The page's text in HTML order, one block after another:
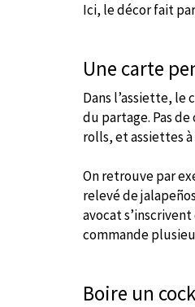
Ici, le décor fait
Une carte
Dans l’assiette,
du partage. Pas
rolls, et assiettes
On retrouve par
relevé de
avocat
commande
Boire un